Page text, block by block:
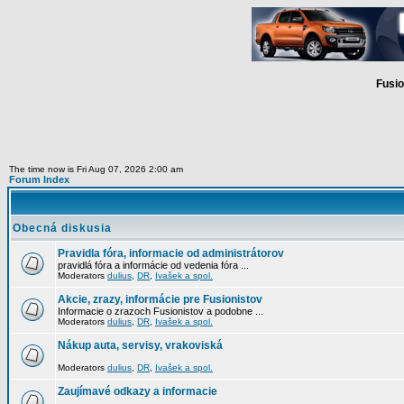
The time now is Fri Aug 07, 2026 2:00 am
Forum Index
Obecná diskusia
Pravidla fóra, informacie od administrátorov
pravidlá fóra a informácie od vedenia fóra ...
Moderators dulius DR Ivašek a spol.
Akcie, zrazy, informácie pre Fusionistov
Informacie o zrazoch Fusionistov a podobne ...
Moderators dulius DR Ivašek a spol.
Nákup auta, servisy, vrakoviská
Moderators dulius DR Ivašek a spol.
Zaujímavé odkazy a informacie